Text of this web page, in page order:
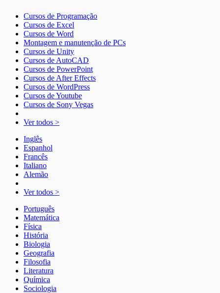
Cursos de Programação
Cursos de Excel
Cursos de Word
Montagem e manutenção de PCs
Cursos de Unity
Cursos de AutoCAD
Cursos de PowerPoint
Cursos de After Effects
Cursos de WordPress
Cursos de Youtube
Cursos de Sony Vegas
Ver todos >
Inglês
Espanhol
Francês
Italiano
Alemão
Ver todos >
Português
Matemática
Física
História
Biologia
Geografia
Filosofia
Literatura
Química
Sociologia